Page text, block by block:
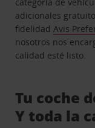
adicionales
fidelidadAvis
nosotros nos
calidad esté listo.
Tu coche
Y toda la